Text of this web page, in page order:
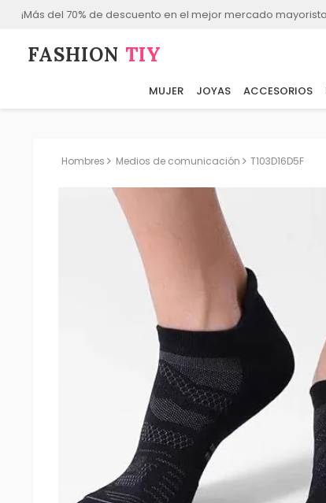
¡Más del 70% de descuento en el mejor mercado
FASHION⁠ TIY
MUJER JOYAS ACCESORIOS
Hombres Medios de comunicación T103D16D5F